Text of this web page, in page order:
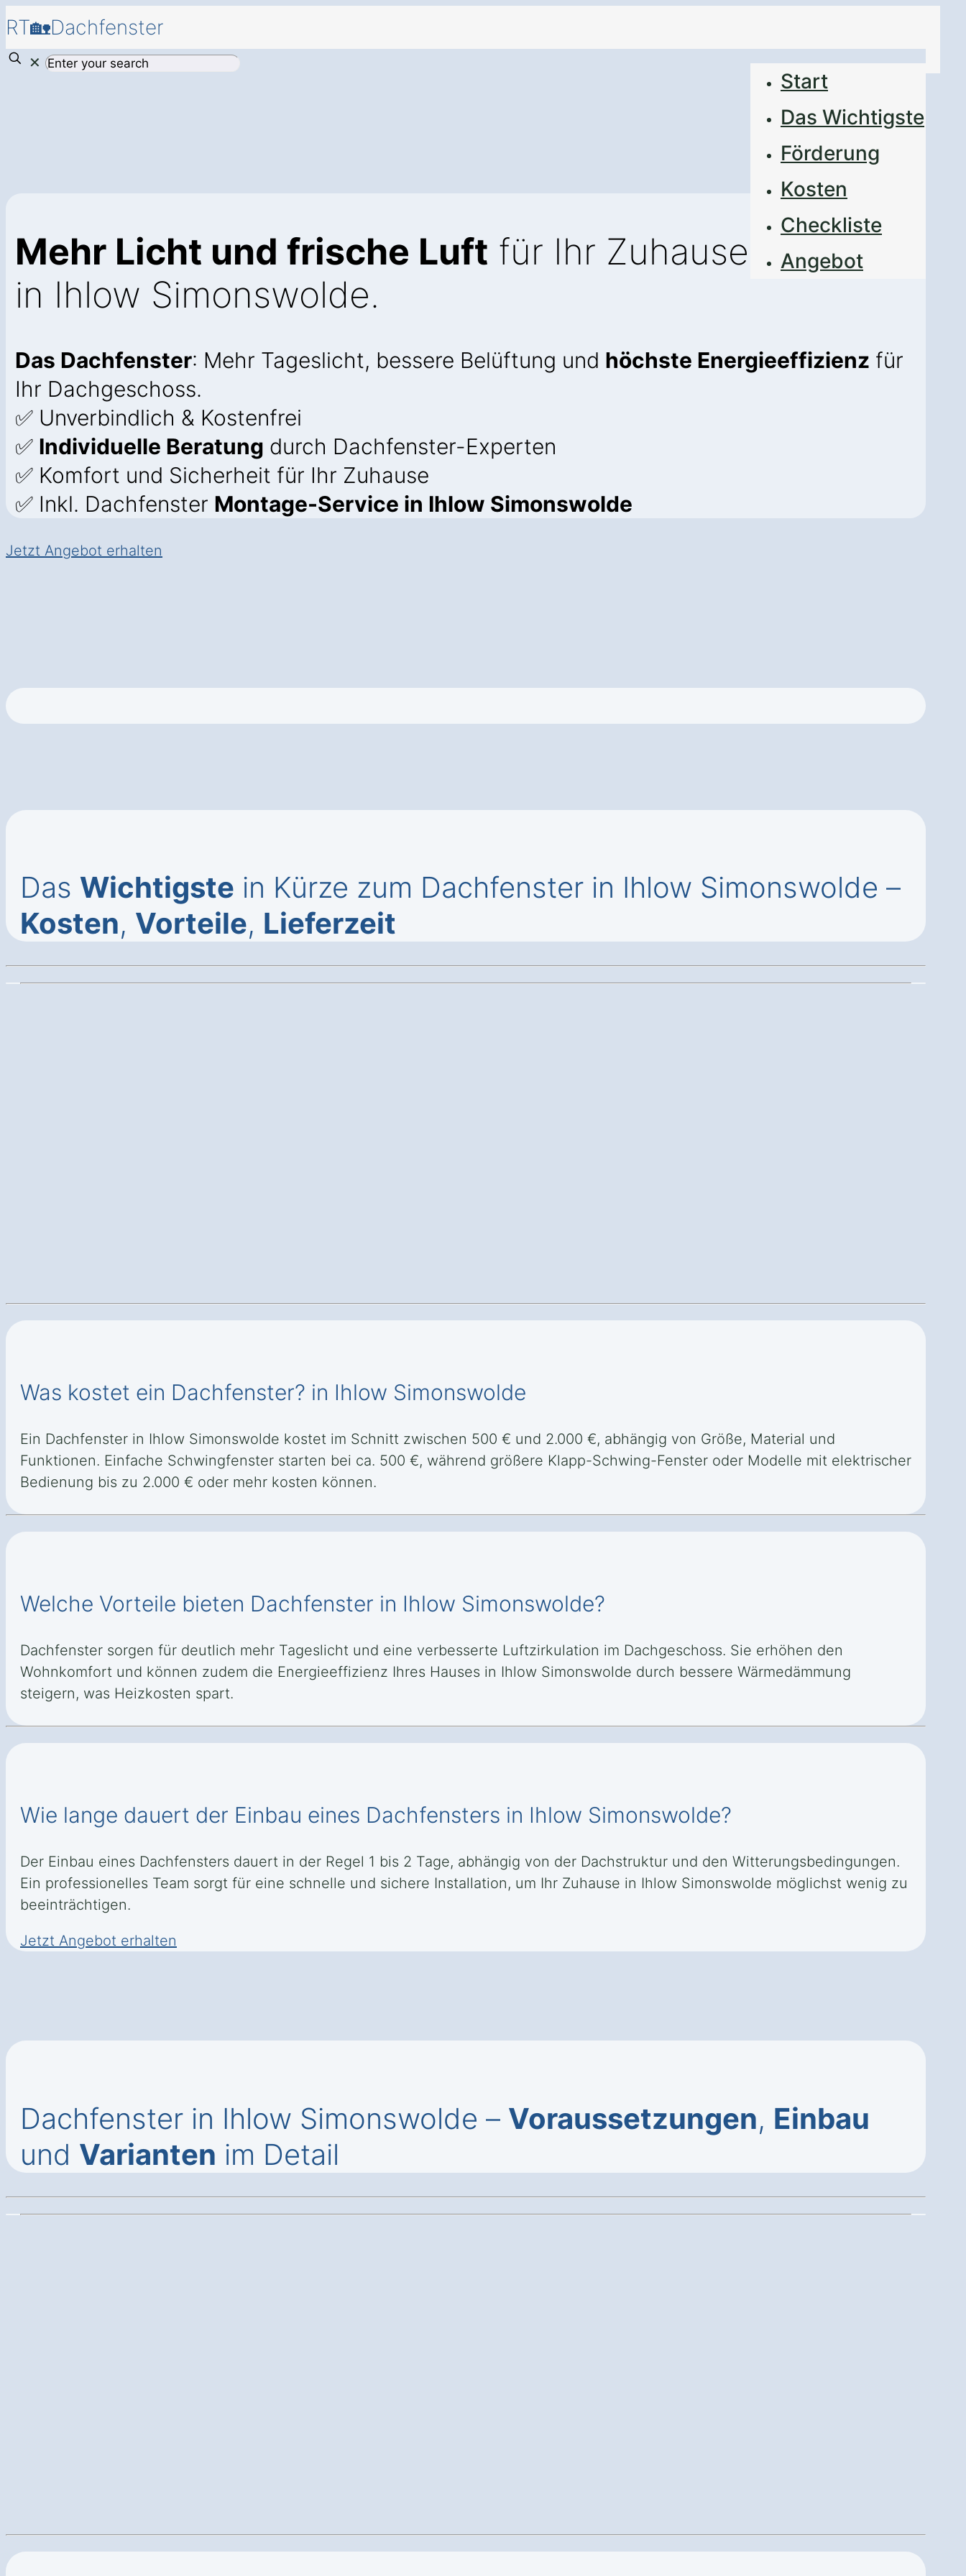
RT🏡Dachfenster
Start
Das Wichtigste
Förderung
Kosten
Checkliste
Angebot
✕
Mehr Licht und frische Luft für Ihr Zuhause
in Ihlow Simonswolde.
Das Dachfenster: Mehr Tageslicht, bessere Belüftung und höchste Energieeffizienz für
Ihr Dachgeschoss.
✅ Unverbindlich & Kostenfrei
✅ Individuelle Beratung durch Dachfenster-Experten
✅ Komfort und Sicherheit für Ihr Zuhause
✅ Inkl. Dachfenster Montage-Service in Ihlow Simonswolde
Jetzt Angebot erhalten
Das Wichtigste in Kürze zum Dachfenster in Ihlow Simonswolde –
Kosten, Vorteile, Lieferzeit
Was kostet ein Dachfenster? in Ihlow Simonswolde
Ein Dachfenster in Ihlow Simonswolde kostet im Schnitt zwischen 500 € und 2.000 €, abhängig von Größe, Material und
Funktionen. Einfache Schwingfenster starten bei ca. 500 €, während größere Klapp-Schwing-Fenster oder Modelle mit elektrischer
Bedienung bis zu 2.000 € oder mehr kosten können.
Welche Vorteile bieten Dachfenster in Ihlow Simonswolde?
Dachfenster sorgen für deutlich mehr Tageslicht und eine verbesserte Luftzirkulation im Dachgeschoss. Sie erhöhen den
Wohnkomfort und können zudem die Energieeffizienz Ihres Hauses in Ihlow Simonswolde durch bessere Wärmedämmung
steigern, was Heizkosten spart.
Wie lange dauert der Einbau eines Dachfensters in Ihlow Simonswolde?
Der Einbau eines Dachfensters dauert in der Regel 1 bis 2 Tage, abhängig von der Dachstruktur und den Witterungsbedingungen.
Ein professionelles Team sorgt für eine schnelle und sichere Installation, um Ihr Zuhause in Ihlow Simonswolde möglichst wenig zu
beeinträchtigen.
Jetzt Angebot erhalten
Dachfenster in Ihlow Simonswolde – Voraussetzungen, Einbau
und Varianten im Detail